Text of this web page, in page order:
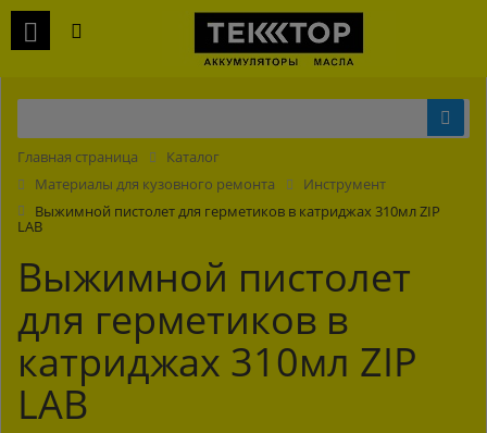
Главная страница
Каталог
Материалы для кузовного ремонта
Инструмент
Выжимной пистолет для герметиков в катриджах 310мл ZIP
LAB
Выжимной пистолет
для герметиков в
катриджах 310мл ZIP
LAB